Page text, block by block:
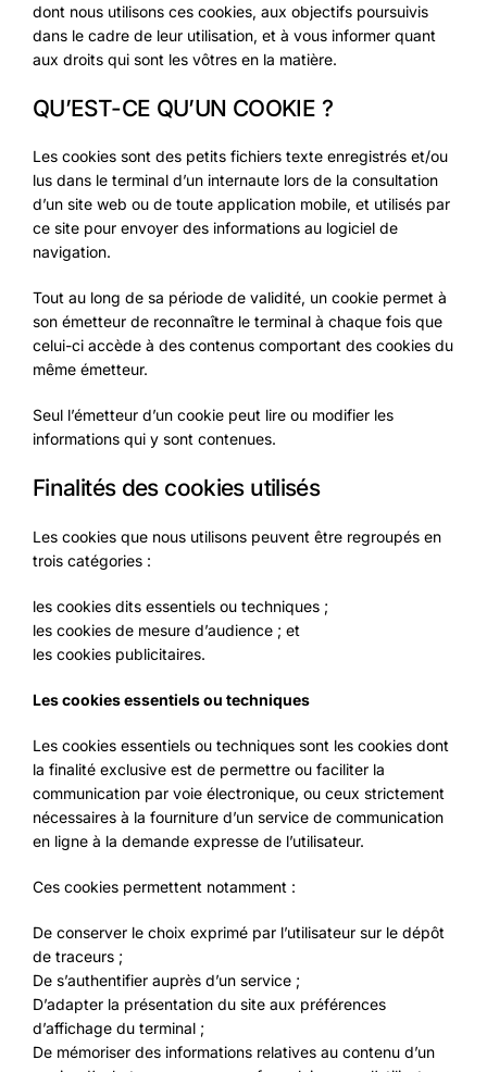
dont nous utilisons ces cookies, aux objectifs poursuivis
dans le cadre de leur utilisation, et à vous informer quant
aux droits qui sont les vôtres en la matière.
QU’EST-CE QU’UN COOKIE ?
Les cookies sont des petits fichiers texte enregistrés et/ou
lus dans le terminal d’un internaute lors de la consultation
d’un site web ou de toute application mobile, et utilisés par
ce site pour envoyer des informations au logiciel de
navigation.
Tout au long de sa période de validité, un cookie permet à
son émetteur de reconnaître le terminal à chaque fois que
celui-ci accède à des contenus comportant des cookies du
même émetteur.
Seul l’émetteur d’un cookie peut lire ou modifier les
informations qui y sont contenues.
Finalités des cookies utilisés
Les cookies que nous utilisons peuvent être regroupés en
trois catégories :
les cookies dits essentiels ou techniques ;
les cookies de mesure d’audience ; et
les cookies publicitaires.
Les cookies essentiels ou techniques
Les cookies essentiels ou techniques sont les cookies dont
la finalité exclusive est de permettre ou faciliter la
communication par voie électronique, ou ceux strictement
nécessaires à la fourniture d’un service de communication
en ligne à la demande expresse de l’utilisateur.
Ces cookies permettent notamment :
De conserver le choix exprimé par l’utilisateur sur le dépôt
de traceurs ;
De s’authentifier auprès d’un service ;
D’adapter la présentation du site aux préférences
d’affichage du terminal ;
De mémoriser des informations relatives au contenu d’un